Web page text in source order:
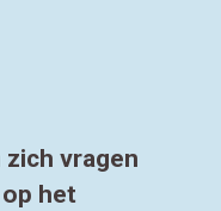
vragen
het